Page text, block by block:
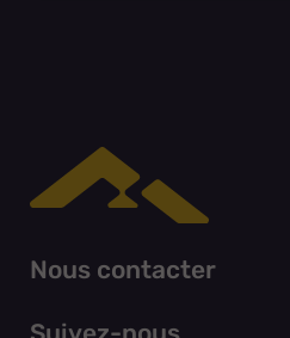
Nous contacter